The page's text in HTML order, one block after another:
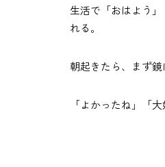
生活で「おはよう
れる。
朝起きたら、まず
「よかったね」「